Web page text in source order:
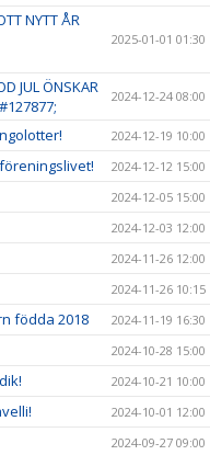
NYTT ÅR
2025-01-01 01:30
JUL ÖNSKAR
2024-12-24 08:00
2024-12-19 10:00
2024-12-12 15:00
2024-12-05 15:00
2024-12-03 12:00
2024-11-26 12:00
2024-11-26 10:15
födda 2018 2024-11-19 16:30
2024-10-28 15:00
2024-10-21 10:00
2024-10-01 12:00
2024-09-27 09:00